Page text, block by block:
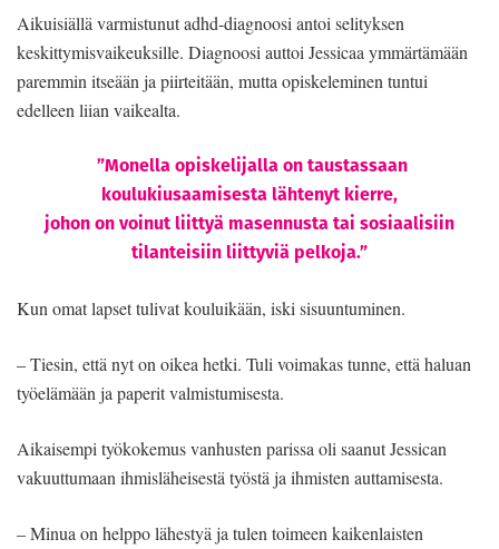
Aikuisiällä varmistunut adhd-diagnoosi antoi selityksen
keskittymisvaikeuksille. Diagnoosi auttoi Jessicaa ymmärtämään
paremmin itseään ja piirteitään, mutta opiskeleminen tuntui
edelleen liian vaikealta.
”Monella opiskelijalla on taustassaan
koulukiusaamisesta lähtenyt kierre,
johon on voinut liittyä masennusta tai sosiaalisiin
tilanteisiin liittyviä pelkoja.”
Kun omat lapset tulivat kouluikään, iski sisuuntuminen.
– Tiesin, että nyt on oikea hetki. Tuli voimakas tunne, että haluan
työelämään ja paperit valmistumisesta.
Aikaisempi työkokemus vanhusten parissa oli saanut Jessican
vakuuttumaan ihmisläheisestä työstä ja ihmisten auttamisesta.
– Minua on helppo lähestyä ja tulen toimeen kaikenlaisten